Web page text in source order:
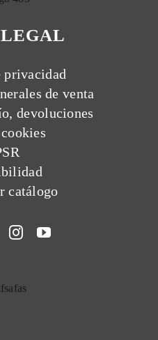
privacidad
de venta
devoluciones
catálogo